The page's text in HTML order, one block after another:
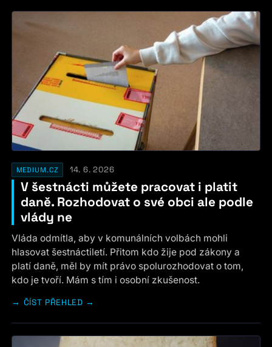
MEDIUM.CZ 14. 6. 2026
V šestnácti můžete pracovat i platit
daně. Rozhodovat o své obci ale podle
vlády ne
Vláda odmítla, aby v komunálních volbách mohli
hlasovat šestnáctiletí. Přitom kdo žije pod zákony a
platí daně, měl by mít právo spolurozhodovat o tom,
kdo je tvoří. Mám s tím i osobní zkušenost.
ČÍST PŘEHLED →